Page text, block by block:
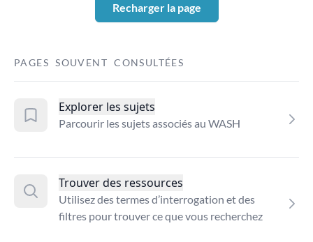
Recharger la page
PAGES SOUVENT CONSULTÉES
Explorer les sujets
Parcourir les sujets associés au WASH
Trouver des ressources
Utilisez des termes d’interrogation et des
filtres pour trouver ce que vous recherchez